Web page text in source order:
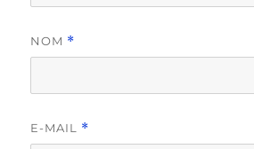
NOM *
E-MAIL *